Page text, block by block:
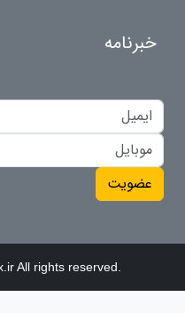
خبرنامه
عضویت
All rights reserved.